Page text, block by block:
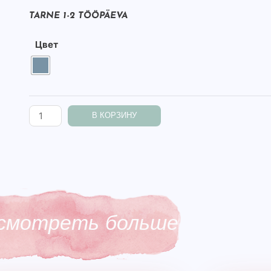
TARNE 1-2 TÖÖPÄEVA
Цвет
В КОРЗИНУ
больше